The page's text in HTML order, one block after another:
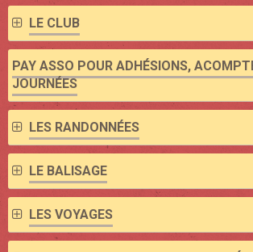
LE CLUB
PAY ASSO POUR ADHÉSIONS,
JOURNÉES
LES RANDONNÉES
LE BALISAGE
LES VOYAGES